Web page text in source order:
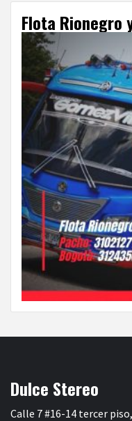
Flota Rionegro
Dulce Stereo
Calle 7 #16-14 tercer